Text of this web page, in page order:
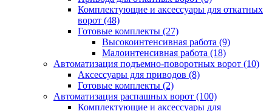
Комплектующие и аксессуары для откатных
ворот (48)
Готовые комплекты (27)
Высокоинтенсивная работа (9)
Малоинтенсивная работа (18)
Автоматизация подъемно-поворотных ворот (10)
Аксессуары для приводов (8)
Готовые комплекты (2)
Автоматизация распашных ворот (100)
Комплектующие и аксессуары для